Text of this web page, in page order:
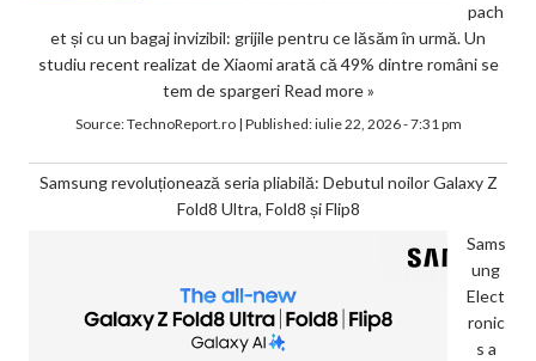
pach
et și cu un bagaj invizibil: grijile pentru ce lăsăm în urmă. Un
studiu recent realizat de Xiaomi arată că 49% dintre români se
tem de spargeri Read more »
Source:TechnoReport.ro| Published:iulie 22, 2026 - 7:31 pm
Samsung revoluționează seria pliabilă: Debutul noilor Galaxy Z
Fold8 Ultra, Fold8 și Flip8
Sams
ung
Elect
ronic
s a